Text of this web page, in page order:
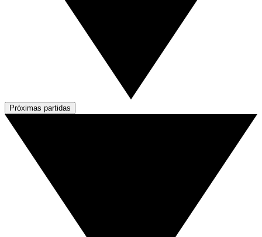
Próximas partidas